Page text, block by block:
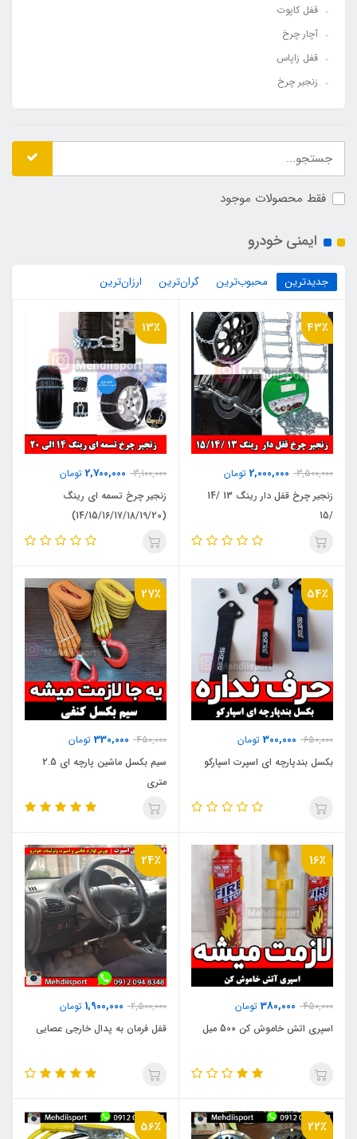
قفل کاپوت
آچار چرخ
قفل زاپاس
زنجیر چرخ
فقط محصولات موجود
ایمنی خودرو
جدیدترین محبوب‌ترین گران‌ترین ارزان‌ترین
43٪
3,500,000
2,000,000 تومان
زنجیر چرخ قفل دار رینگ 13 /14
/15
13٪
3,100,000
2,700,000 تومان
زنجیر چرخ تسمه ای رینگ
(14/15/16/17/18/19/20)
54٪
650,000
300,000 تومان
بکسل بندپارچه ای اسپرت اسپارکو
27٪
450,000
330,000 تومان
سیم بکسل ماشین پارچه ای 2.5
متری
16٪
450,000
380,000 تومان
اسپری اتش خاموش کن 500 میل
24٪
2,500,000
1,900,000 تومان
قفل فرمان به پدال خارجی عصایی
22٪ 56٪